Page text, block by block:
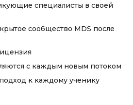
специалисты в своей
сообщество MDS после
с каждым новым потоком
к каждому ученику